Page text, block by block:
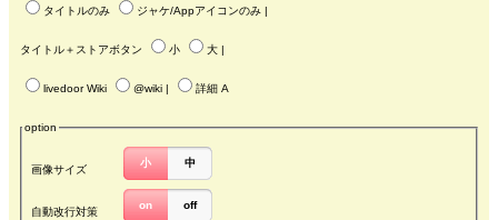
タイトルのみ ジャケ/Appアイコンのみ
タイトル＋ストアボタン 小 大
livedoor Wiki @wiki 詳細 A
option
画像サイズ
小 中
自動改行対策
on off